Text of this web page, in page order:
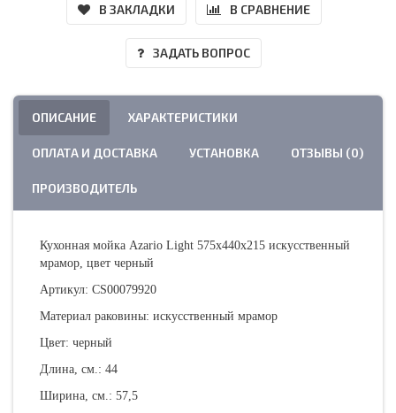
В ЗАКЛАДКИ В СРАВНЕНИЕ
ЗАДАТЬ ВОПРОС
ОПИСАНИЕ ХАРАКТЕРИСТИКИ
ОПЛАТА И ДОСТАВКА УСТАНОВКА ОТЗЫВЫ (0)
ПРОИЗВОДИТЕЛЬ
Кухонная мойка Azario Light 575х440х215 искусственный
мрамор, цвет черный
Артикул: CS00079920
Материал раковины: искусственный мрамор
Цвет: черный
Длина, см.: 44
Ширина, см.: 57,5